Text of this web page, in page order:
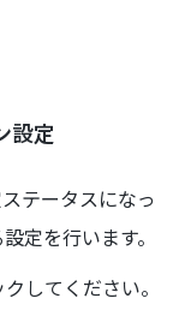
設定
テータスになっ
定を行います。
してください。